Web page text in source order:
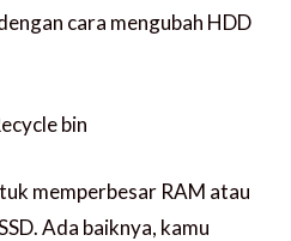
cara mengubah HDD
bin
memperbesar RAM atau
Ada baiknya, kamu